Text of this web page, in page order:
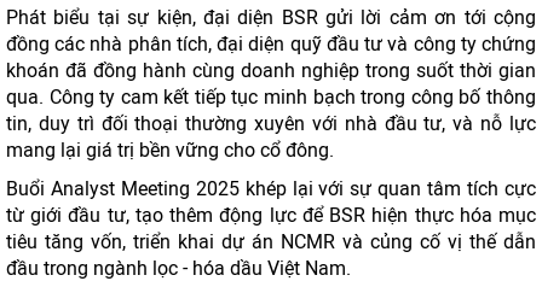
Phát biểu tại sự kiện, đại diện BSR gửi lời cảm ơn tới cộng
đồng các nhà phân tích, đại diện quỹ đầu tư và công ty chứng
khoán đã đồng hành cùng doanh nghiệp trong suốt thời gian
qua. Công ty cam kết tiếp tục minh bạch trong công bố thông
tin, duy trì đối thoại thường xuyên với nhà đầu tư, và nỗ lực
mang lại giá trị bền vững cho cổ đông.
Buổi Analyst Meeting 2025 khép lại với sự quan tâm tích cực
từ giới đầu tư, tạo thêm động lực để BSR hiện thực hóa mục
tiêu tăng vốn, triển khai dự án NCMR và củng cố vị thế dẫn
đầu trong ngành lọc - hóa dầu Việt Nam.